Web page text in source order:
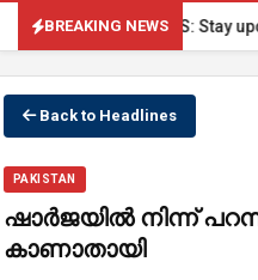
BREAKING NEWS
BREAKING NEWS: Stay
Back to Headlines
PAKISTAN
ഷാർജയിൽ നിന്ന്
കാണാതായി